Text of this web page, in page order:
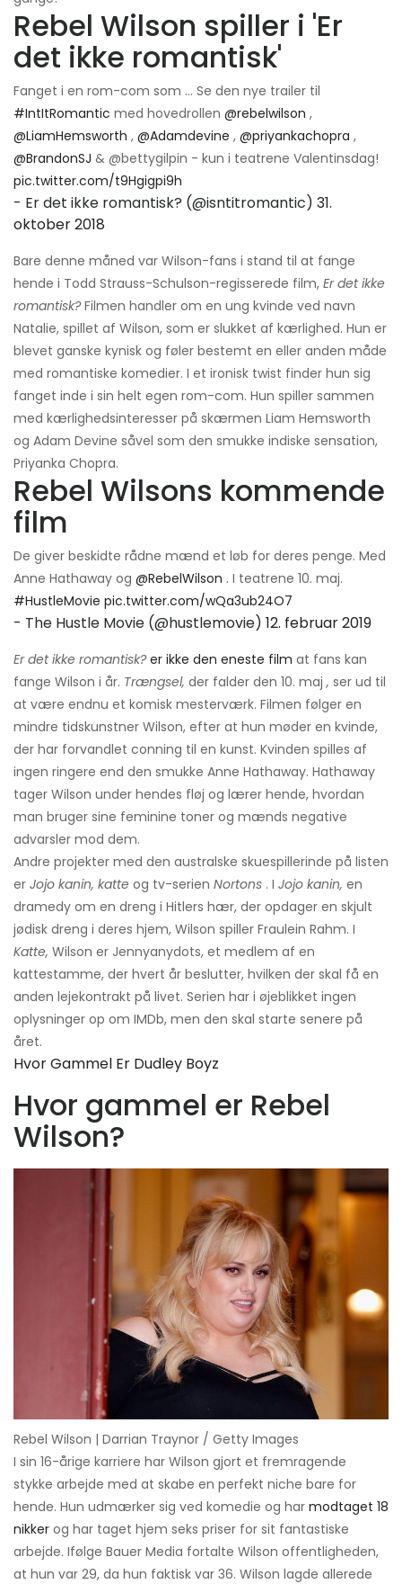
Rebel Wilson spiller i 'Er
det ikke romantisk'
Fanget i en rom-com som ... Se den nye trailer til
#IntItRomantic med hovedrollen @rebelwilson ,
@LiamHemsworth , @Adamdevine , @priyankachopra ,
@BrandonSJ & @bettygilpin - kun i teatrene Valentinsdag!
pic.twitter.com/t9Hgigpi9h
- Er det ikke romantisk? (@isntitromantic) 31.
oktober 2018
Bare denne måned var Wilson-fans i stand til at fange
hende i Todd Strauss-Schulson-regisserede film, Er det ikke
romantisk?Filmen handler om en ung kvinde ved navn
Natalie, spillet af Wilson, som er slukket af kærlighed. Hun er
blevet ganske kynisk og føler bestemt en eller anden måde
med romantiske komedier. I et ironisk twist finder hun sig
fanget inde i sin helt egen rom-com. Hun spiller sammen
med kærlighedsinteresser på skærmen Liam Hemsworth
og Adam Devine såvel som den smukke indiske sensation,
Priyanka Chopra.
Rebel Wilsons kommende
film
De giver beskidte rådne mænd et løb for deres penge. Med
Anne Hathaway og @RebelWilson . I teatrene 10. maj.
#HustleMovie pic.twitter.com/wQa3ub24O7
- The Hustle Movie (@hustlemovie) 12. februar 2019
Er det ikke romantisk? er ikke den eneste film at fans kan
fange Wilson i år. Trængsel, der falder den 10. maj, ser ud til
at være endnu et komisk mesterværk. Filmen følger en
mindre tidskunstner Wilson, efter at hun møder en kvinde,
der har forvandlet conning til en kunst. Kvinden spilles af
ingen ringere end den smukke Anne Hathaway. Hathaway
tager Wilson under hendes fløj og lærer hende, hvordan
man bruger sine feminine toner og mænds negative
advarsler mod dem.
Andre projekter med den australske skuespillerinde på listen
er Jojo kanin, katte og tv-serien Nortons . I Jojo kanin, en
dramedy om en dreng i Hitlers hær, der opdager en skjult
jødisk dreng i deres hjem, Wilson spiller Fraulein Rahm. I
Katte, Wilson er Jennyanydots, et medlem af en
kattestamme, der hvert år beslutter, hvilken der skal få en
anden lejekontrakt på livet. Serien har i øjeblikket ingen
oplysninger op om IMDb, men den skal starte senere på
året.
Hvor Gammel Er Dudley Boyz
Hvor gammel er Rebel
Wilson?
Rebel Wilson | Darrian Traynor / Getty Images
I sin 16-årige karriere har Wilson gjort et fremragende
stykke arbejde med at skabe en perfekt niche bare for
hende. Hun udmærker sig ved komedie og har modtaget 18
nikker og har taget hjem seks priser for sit fantastiske
arbejde. Ifølge Bauer Media fortalte Wilson offentligheden,
at hun var 29, da hun faktisk var 36. Wilson lagde allerede